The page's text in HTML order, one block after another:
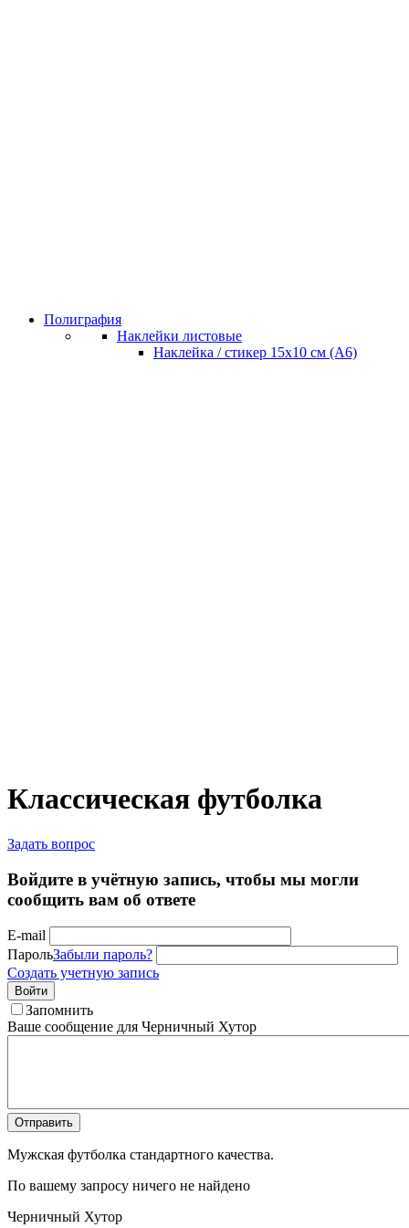
Полиграфия
Наклейки листовые
Наклейка / стикер 15х10 см (А6)
Классическая футболка
Задать вопрос
Войдите в учётную запись, чтобы мы могли
сообщить вам об ответе
E-mail
ПарольЗабыли пароль?
Создать учетную запись
Войти
Запомнить
Ваше сообщение для Черничный Хутор
Отправить
Мужская футболка стандартного качества.
По вашему запросу ничего не найдено
Черничный Хутор